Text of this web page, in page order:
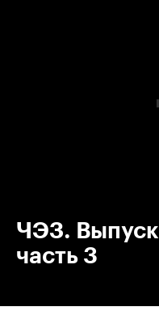
ЧЭЗ.
часть 3